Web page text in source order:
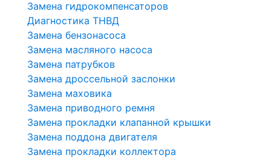
Замена гидрокомпенсаторов
Диагностика ТНВД
Замена бензонасоса
Замена масляного насоса
Замена патрубков
Замена дроссельной заслонки
Замена маховика
Замена приводного ремня
Замена прокладки клапанной крышки
Замена поддона двигателя
Замена прокладки коллектора